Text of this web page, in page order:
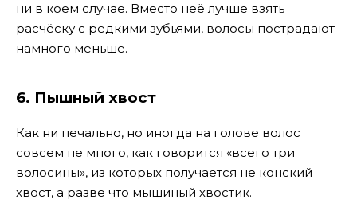
ни в коем случае. Вместо неё лучше взять
расчёску с редкими зубьями, волосы пострадают
намного меньше.
6. Пышный хвост
Как ни печально, но иногда на голове волос
совсем не много, как говорится «всего три
волосины», из которых получается не конский
хвост, а разве что мышиный хвостик.